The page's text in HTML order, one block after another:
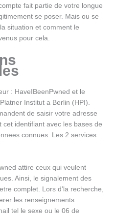
fait partie de votre longue
se poser. Mais ou se
situation et comment le
pour cela.
: HaveIBeenPwned et le
Institut a Berlin (HPI).
de saisir votre adresse
identifiant avec les bases de
connues. Les 2 services
attire ceux qui veulent
Ainsi, le signalement des
complet. Lors d’la recherche,
les renseignements
tel le sexe ou le 06 de